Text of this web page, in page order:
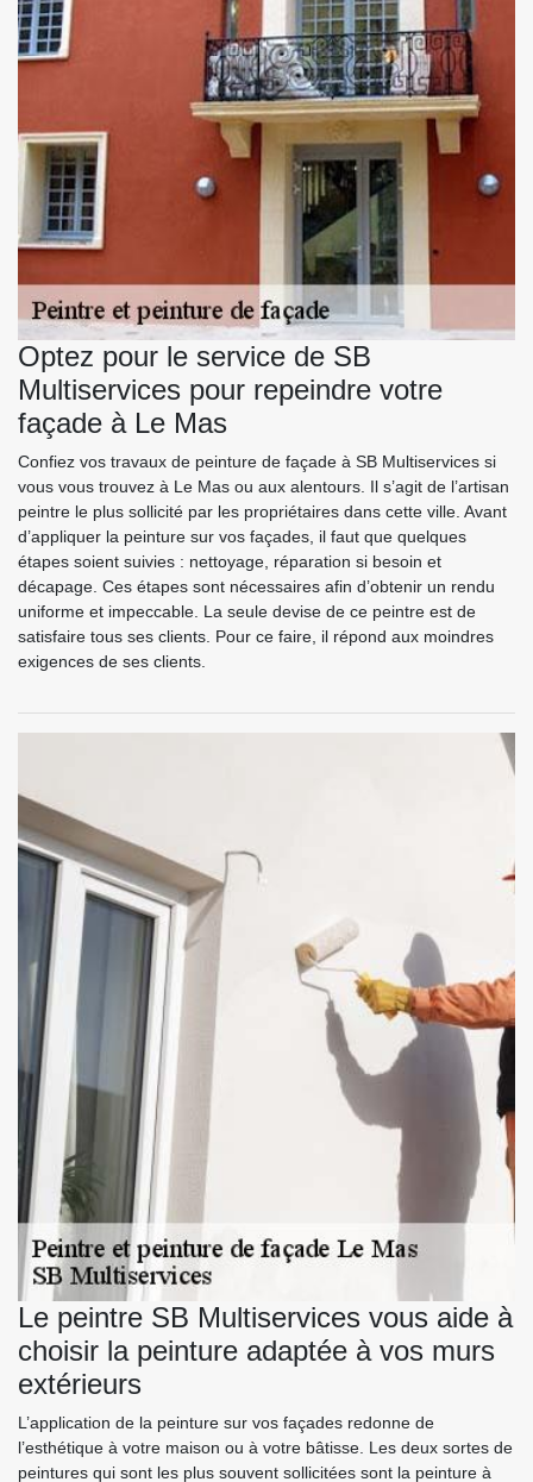
Optez pour le service de SB
Multiservices pour repeindre votre
façade à Le Mas
Confiez vos travaux de peinture de façade à SB Multiservices si
vous vous trouvez à Le Mas ou aux alentours. Il s’agit de l’artisan
peintre le plus sollicité par les propriétaires dans cette ville. Avant
d’appliquer la peinture sur vos façades, il faut que quelques
étapes soient suivies : nettoyage, réparation si besoin et
décapage. Ces étapes sont nécessaires afin d’obtenir un rendu
uniforme et impeccable. La seule devise de ce peintre est de
satisfaire tous ses clients. Pour ce faire, il répond aux moindres
exigences de ses clients.
Le peintre SB Multiservices vous aide à
choisir la peinture adaptée à vos murs
extérieurs
L’application de la peinture sur vos façades redonne de
l’esthétique à votre maison ou à votre bâtisse. Les deux sortes de
peintures qui sont les plus souvent sollicitées sont la peinture à